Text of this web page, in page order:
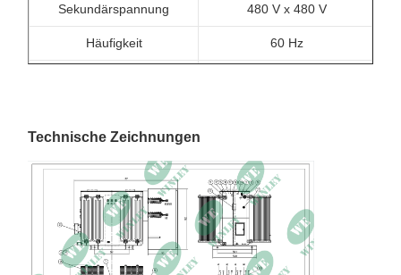
Sekundärspannung 480 V x 480 V
Häufigkeit 60 Hz
Wickelmaterial - Das ist Cooper.
Effizienz in % 99.41%
Keine Lastverluste (in
Watt)
2,200 Watt
Technische Zeichnungen